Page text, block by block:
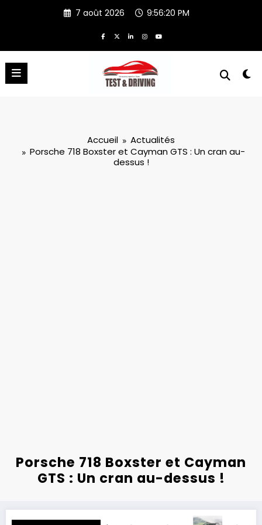
7 août 2026 9:56:21 PM
Accueil
Actualités
Porsche 718 Boxster et Cayman GTS : Un cran au-
dessus !
Porsche 718 Boxster et Cayman
GTS : Un cran au-dessus !